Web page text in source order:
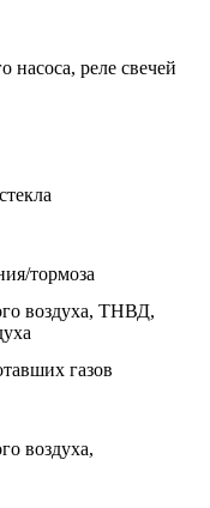
насоса, реле свечей
тормоза
воздуха, ТНВД,
газов
воздуха,